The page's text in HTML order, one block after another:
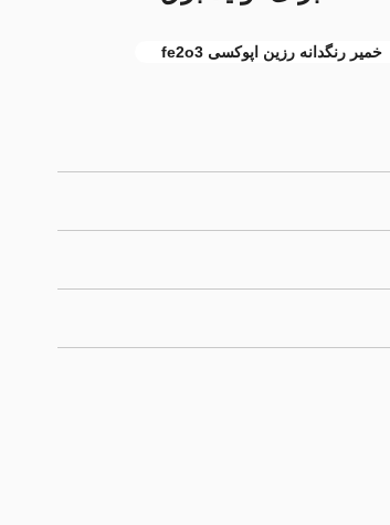
خمیر رنگدانه رزین اپوکسی fe2o3